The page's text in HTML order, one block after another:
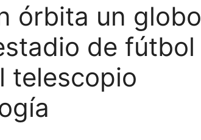
órbita un globo
de fútbol
telescopio